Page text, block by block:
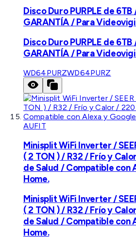
Disco Duro PURPLE de 6TB
GARANTÍA / Para
Disco Duro PURPLE de 6TB
GARANTÍA / Para
WD64PURZWD64PURZ
AUFIT
Minisplit WiFi Inverter /
( 2 TON ) / R32 / Frío y
de Salud / Compatible con
Home.
Minisplit WiFi Inverter /
( 2 TON ) / R32 / Frío y
de Salud / Compatible con
Home.